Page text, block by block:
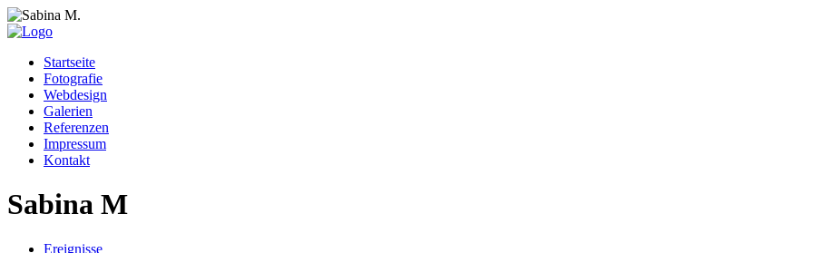
Startseite
Fotografie
Webdesign
Galerien
Referenzen
Impressum
Kontakt
Sabina M
Ereignisse